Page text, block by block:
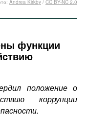
функции
положение о
коррупции
Andrea Kirkby / CC BY-NC 2.0